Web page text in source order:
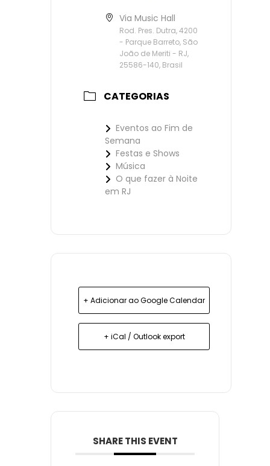
Via Music Hall
Rod. Pres. Dutra, 4200
- Parque Barreto, São
João de Meriti - RJ,
25586-140, Brasil
CATEGORIAS
Eventos ao Fim de
Semana
Festas e Shows
Música
O que fazer à Noite
em RJ
+ Adicionar ao Google Calendar
+ iCal / Outlook export
SHARE THIS EVENT